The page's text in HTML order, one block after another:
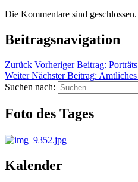
Die Kommentare sind geschlossen.
Beitragsnavigation
Zurück Vorheriger Beitrag:
Weiter Nächster Beitrag:
Suchen nach:
Foto des Tages
Kalender